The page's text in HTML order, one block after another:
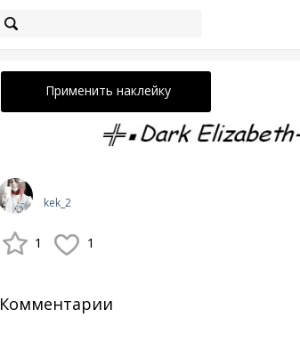
Применить наклейку
kek_2
1 1
Комментарии